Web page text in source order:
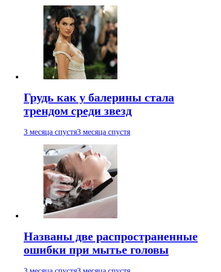
Грудь как у балерины стала
трендом среди звезд
3 месяца спустя3 месяца спустя
Названы две распространенные
ошибки при мытье головы